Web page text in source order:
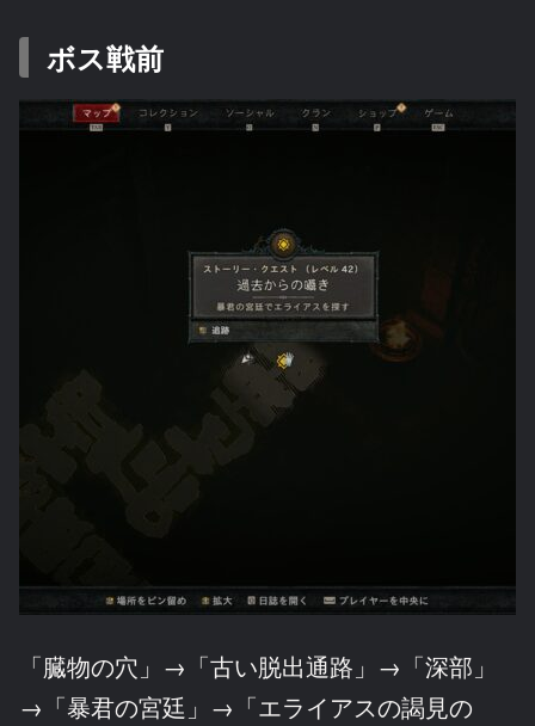
ボス戦前
「臓物の穴」→「古い脱出通路」→「深部」
→「暴君の宮廷」→「エライアスの謁見の